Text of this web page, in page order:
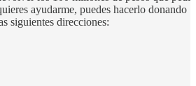
ayudarme, puedes hacerlo donando
siguientes direcciones: